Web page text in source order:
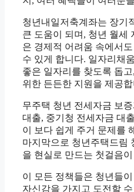
청년내일저축계좌는 장기
큰 도움이 되며, 청년 월세
은 경제적 어려움 속에서
수 있게 합니다. 일자리채
좋은 일자리를 찾도록 돕
위한 든든한 지원을 제공
무주택 청년 전세자금 보
대출, 중기청 전세자금 대
이 보다 쉽게 주거 문제를
마지막으로 청년주택드림
을 현실로 만드는 첫걸음
이 모든 정책들은 청년들
자신감을 가지고 도전할